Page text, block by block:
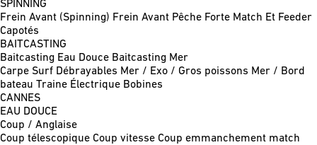
SPINNING
Frein Avant (Spinning) Frein Avant Pêche Forte Match Et Feeder
Capotés
BAITCASTING
Baitcasting Eau Douce Baitcasting Mer
Carpe Surf Débrayables Mer / Exo / Gros poissons Mer / Bord
bateau Traine Électrique Bobines
CANNES
EAU DOUCE
Coup / Anglaise
Coup télescopique Coup vitesse Coup emmanchement match